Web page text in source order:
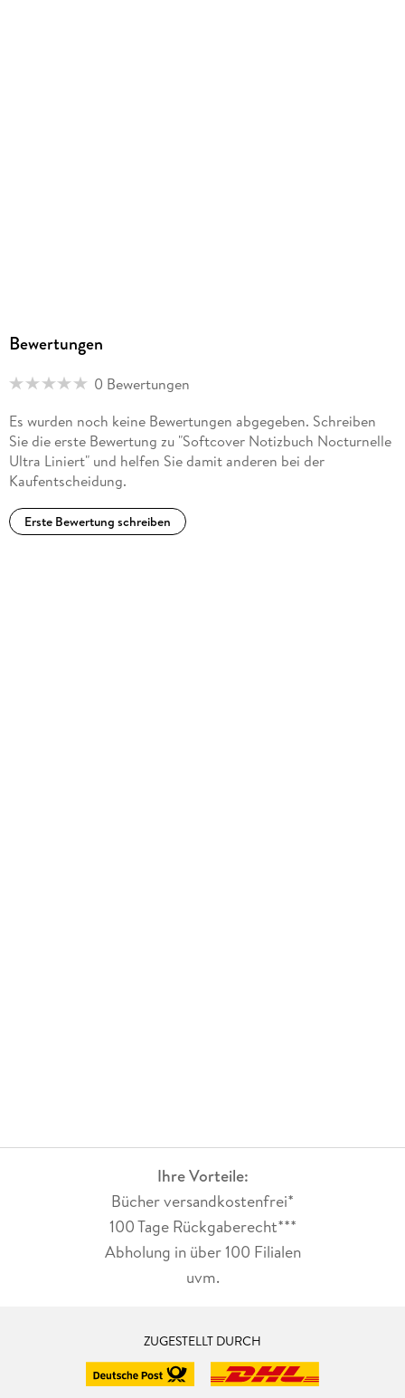
Bewertungen
0 Bewertungen
Es wurden noch keine Bewertungen abgegeben. Schreiben
Sie die erste Bewertung zu "Softcover Notizbuch Nocturnelle
Ultra Liniert" und helfen Sie damit anderen bei der
Kaufentscheidung.
Erste Bewertung schreiben
Ihre Vorteile:
Bücher versandkostenfrei*
100 Tage Rückgaberecht***
Abholung in über 100 Filialen
uvm.
ZUGESTELLT DURCH